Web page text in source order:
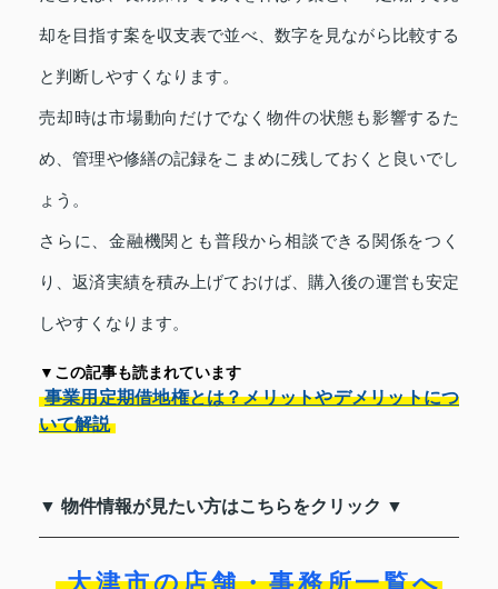
却を目指す案を収支表で並べ、数字を見ながら比較する
と判断しやすくなります。
売却時は市場動向だけでなく物件の状態も影響するた
め、管理や修繕の記録をこまめに残しておくと良いでし
ょう。
さらに、金融機関とも普段から相談できる関係をつく
り、返済実績を積み上げておけば、購入後の運営も安定
しやすくなります。
▼この記事も読まれています
事業用定期借地権とは？メリットやデメリットにつ
いて解説
▼ 物件情報が見たい方はこちらをクリック ▼
大津市の店舗・事務所一覧へ